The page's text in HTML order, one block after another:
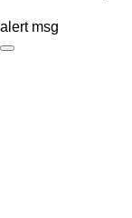
alert msg